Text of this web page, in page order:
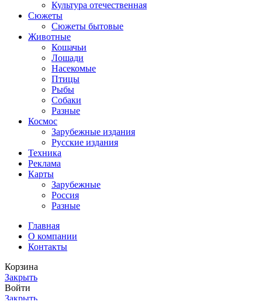
Культура отечественная
Сюжеты
Сюжеты бытовые
Животные
Кошачьи
Лошади
Насекомые
Птицы
Рыбы
Собаки
Разные
Космос
Зарубежные издания
Русские издания
Техника
Реклама
Карты
Зарубежные
Россия
Разные
Главная
О компании
Контакты
Корзина
Закрыть
Войти
Закрыть